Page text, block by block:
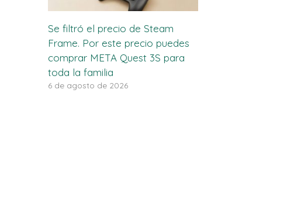
Se filtró el precio de Steam
Frame. Por este precio puedes
comprar META Quest 3S para
toda la familia
6 de agosto de 2026